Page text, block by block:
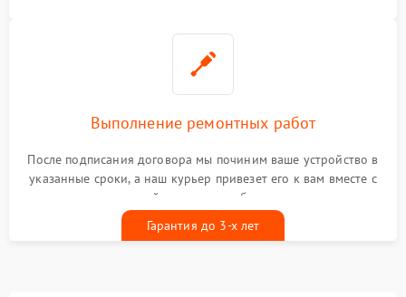
Выполнение ремонтных работ
После подписания договора мы починим ваше устройство в
указанные сроки, а наш курьер привезет его к вам вместе с
гарантийным талоном бесплатно
Гарантия до 3-х лет